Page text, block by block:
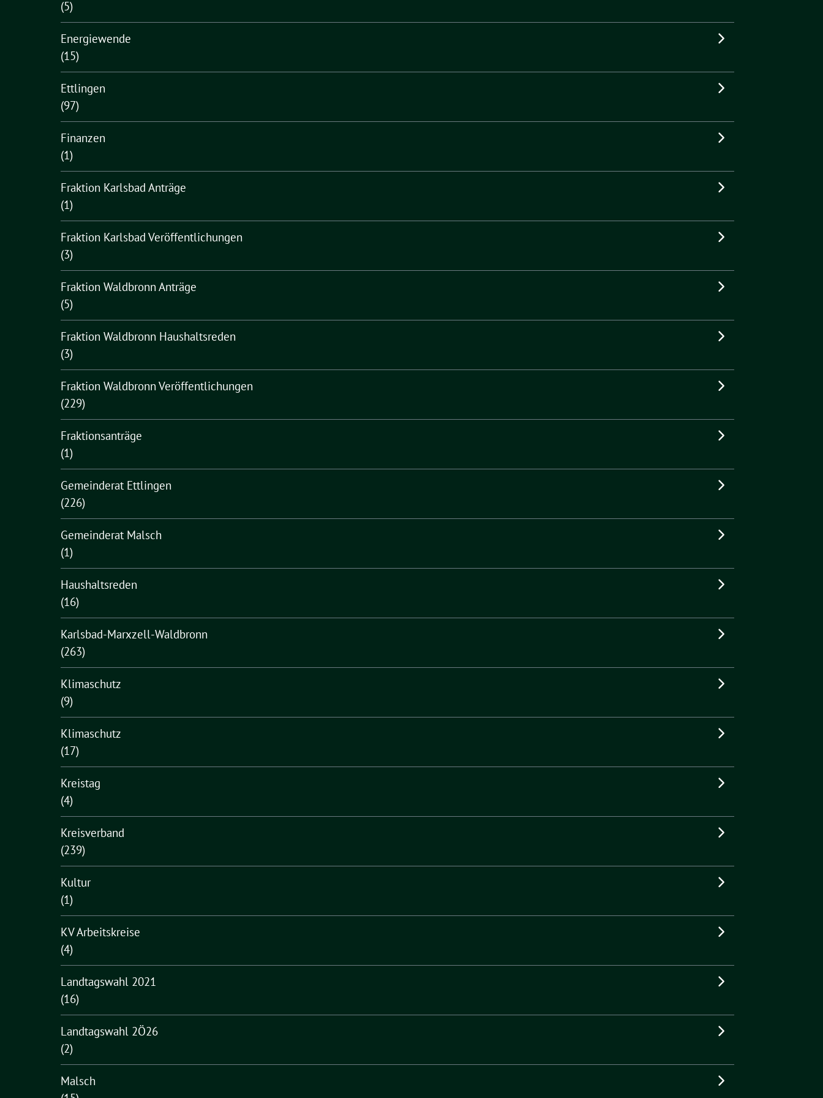
(5)
Energiewende
(15)
Ettlingen
(97)
Finanzen
(1)
Fraktion Karlsbad Anträge
(1)
Fraktion Karlsbad Veröffentlichungen
(3)
Fraktion Waldbronn Anträge
(5)
Fraktion Waldbronn Haushaltsreden
(3)
Fraktion Waldbronn Veröffentlichungen
(229)
Fraktionsanträge
(1)
Gemeinderat Ettlingen
(226)
Gemeinderat Malsch
(1)
Haushaltsreden
(16)
Karlsbad-Marxzell-Waldbronn
(263)
Klimaschutz
(9)
Klimaschutz
(17)
Kreistag
(4)
Kreisverband
(239)
Kultur
(1)
KV Arbeitskreise
(4)
Landtagswahl 2021
(16)
Landtagswahl 2Ö26
(2)
Malsch